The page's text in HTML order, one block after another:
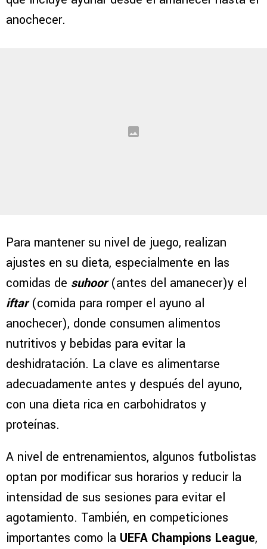
anochecer.
Para mantener su nivel de juego, realizan
ajustes en su dieta, especialmente en las
comidas de suhoor (antes del amanecer)y el
iftar (comida para romper el ayuno al
anochecer), donde consumen alimentos
nutritivos y bebidas para evitar la
deshidratación. La clave es alimentarse
adecuadamente antes y después del ayuno,
con una dieta rica en carbohidratos y
proteínas.
A nivel de entrenamientos, algunos futbolistas
optan por modificar sus horarios y reducir la
intensidad de sus sesiones para evitar el
agotamiento. También, en competiciones
importantes como la UEFA Champions League,